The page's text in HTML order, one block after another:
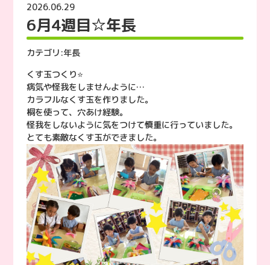
2026.06.29
6月4週目☆年長
カテゴリ:年長
くす玉つくり⭐️
病気や怪我をしませんように…
カラフルなくす玉を作りました。
桐を使って、穴あけ経験。
怪我をしないように気をつけて慎重に行っていました。
とても素敵なくす玉ができました。